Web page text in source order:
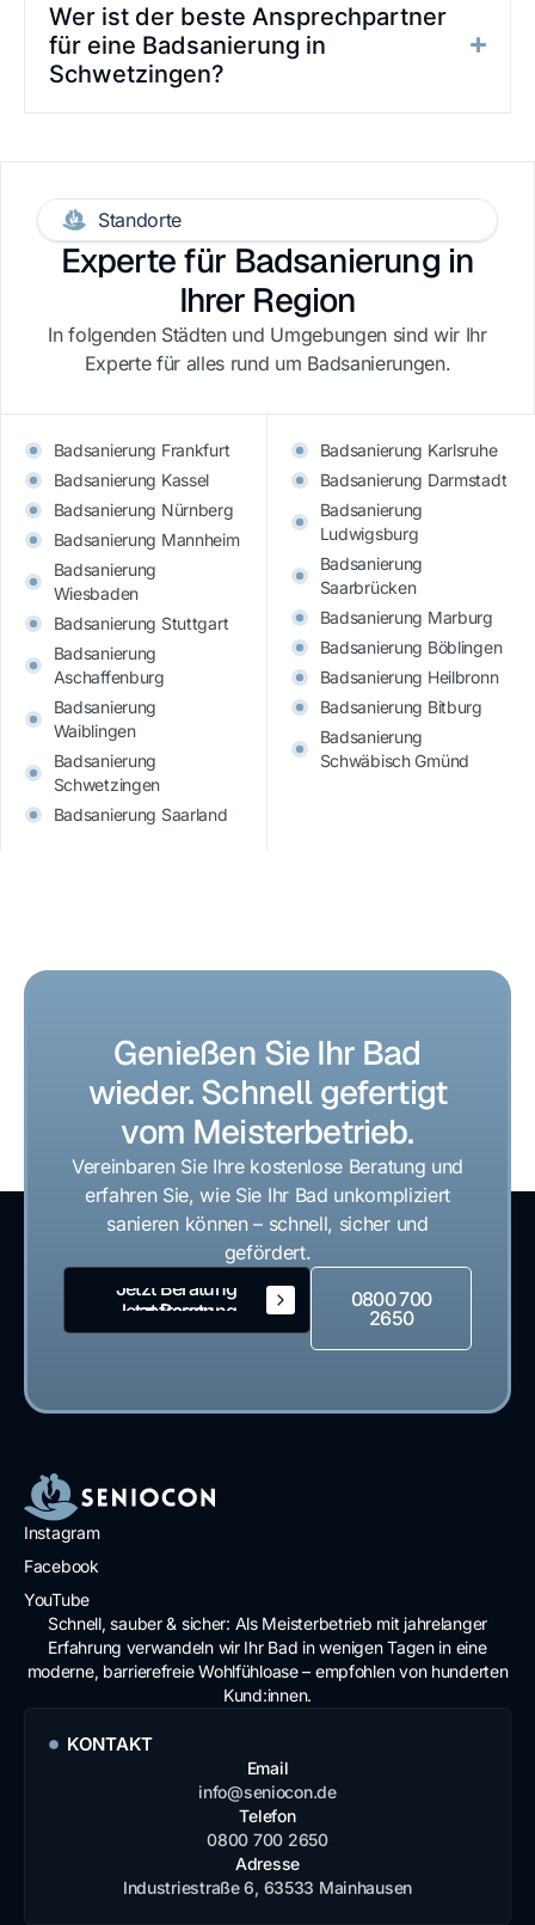
Wer ist der beste Ansprechpartner
für eine Badsanierung in
Schwetzingen?
Standorte
Experte für Badsanierung in
Ihrer Region
In folgenden Städten und Umgebungen sind wir Ihr
Experte für alles rund um Badsanierungen.
Badsanierung Frankfurt
Badsanierung Kassel
Badsanierung Nürnberg
Badsanierung Mannheim
Badsanierung
Wiesbaden
Badsanierung Stuttgart
Badsanierung
Aschaffenburg
Badsanierung
Waiblingen
Badsanierung
Schwetzingen
Badsanierung Saarland
Badsanierung Karlsruhe
Badsanierung Darmstadt
Badsanierung
Ludwigsburg
Badsanierung
Saarbrücken
Badsanierung Marburg
Badsanierung Böblingen
Badsanierung Heilbronn
Badsanierung Bitburg
Badsanierung
Schwäbisch Gmünd
Genießen Sie Ihr Bad
wieder. Schnell gefertigt
vom Meisterbetrieb.
Vereinbaren Sie Ihre kostenlose Beratung und
erfahren Sie, wie Sie Ihr Bad unkompliziert
sanieren können – schnell, sicher und
gefördert.
Jetzt Beratung
anfragen
Jetzt Beratung
anfragen
0800 700
2650
Instagram
Facebook
YouTube
Schnell, sauber & sicher: Als Meisterbetrieb mit jahrelanger
Erfahrung verwandeln wir Ihr Bad in wenigen Tagen in eine
moderne, barrierefreie Wohlfühloase – empfohlen von hunderten
Kund:innen.
KONTAKT
Email
info@seniocon.de
Telefon
0800 700 2650
Adresse
Industriestraße 6, 63533 Mainhausen